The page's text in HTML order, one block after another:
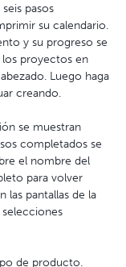
pasos
su calendario.
y su progreso se
los proyectos en
Luego haga
creando.
se muestran
completados se
el nombre del
para volver
las pantallas de la
de producto.